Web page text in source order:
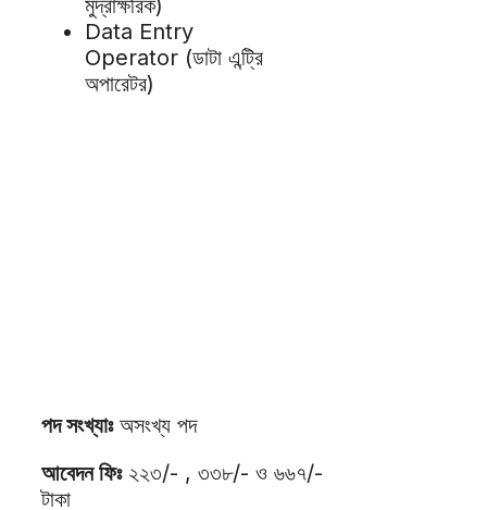
Data Entry
Operator (ডাটা এন্ট্রি
অপারেটর)
পদ সংখ্যাঃঅসংখ্য পদ
আবেদন ফিঃ২২৩/- , ৩৩৮/- ও ৬৬৭/-
টাকা